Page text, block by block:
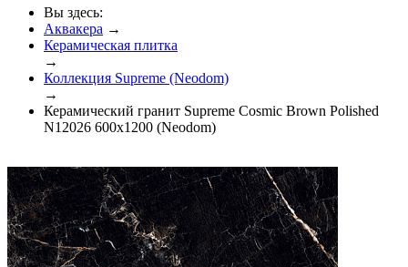
Вы здесь:
Аквакера →
Керамическая плитка
→
Коллекция Supreme (Neodom)
→
Керамический гранит Supreme Cosmic Brown Polished
N12026 600x1200 (Neodom)